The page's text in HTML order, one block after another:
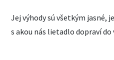
Jej výhody sú všetkým jasné,
s akou nás lietadlo dopraví